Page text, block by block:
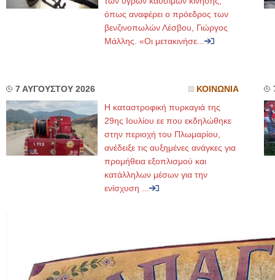
όπως αναφέρει ο πρόεδρος των
βενζινοπωλών Λέσβου, Γιώργος
Μάλλης. «Οι μετακινήσε...
7 ΑΥΓΟΥΣΤΟΥ 2026 ΚΟΙΝΩΝΙΑ
Η καταστροφική πυρκαγιά της
29ης Ιουλίου εε που εκδηλώθηκε
στην περιοχή του Πλωμαρίου,
ανέδειξε τις αυξημένες ανάγκες για
προμήθεια εξοπλισμού και
κατάλληλων μέσων για την
ενίσχυση ...